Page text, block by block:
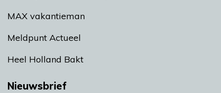
MAX vakantieman
Meldpunt Actueel
Heel Holland Bakt
Nieuwsbrief